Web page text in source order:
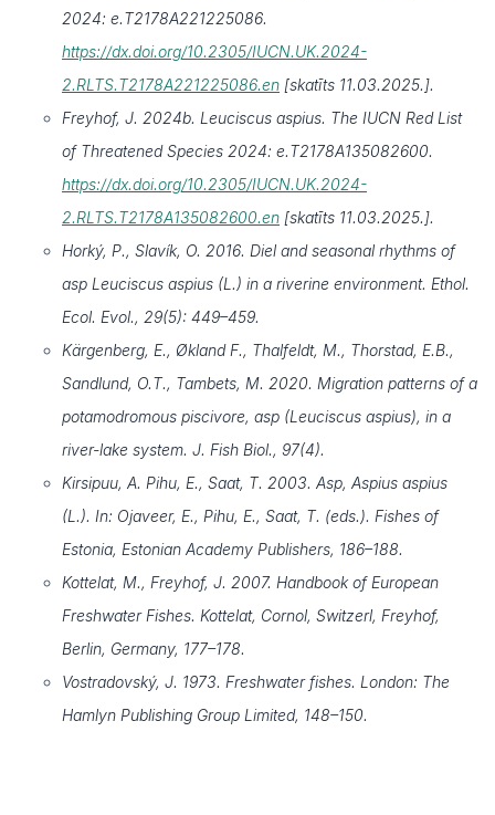
2024: e.T2178A221225086.
https://dx.doi.org/10.2305/IUCN.UK.2024-
2.RLTS.T2178A221225086.en [skatīts 11.03.2025.].
Freyhof, J. 2024b. Leuciscus aspius. The IUCN Red List
of Threatened Species 2024: e.T2178A135082600.
https://dx.doi.org/10.2305/IUCN.UK.2024-
2.RLTS.T2178A135082600.en [skatīts 11.03.2025.].
Horký, P., Slavík, O. 2016. Diel and seasonal rhythms of
asp Leuciscus aspius (L.) in a riverine environment. Ethol.
Ecol. Evol., 29(5): 449–459.
Kärgenberg, E., Økland F., Thalfeldt, M., Thorstad, E.B.,
Sandlund, O.T., Tambets, M. 2020. Migration patterns of a
potamodromous piscivore, asp (Leuciscus aspius), in a
river-lake system. J. Fish Biol., 97(4).
Kirsipuu, A. Pihu, E., Saat, T. 2003. Asp, Aspius aspius
(L.). In: Ojaveer, E., Pihu, E., Saat, T. (eds.). Fishes of
Estonia, Estonian Academy Publishers, 186–188.
Kottelat, M., Freyhof, J. 2007. Handbook of European
Freshwater Fishes. Kottelat, Cornol, Switzerl, Freyhof,
Berlin, Germany, 177–178.
Vostradovský, J. 1973. Freshwater fishes. London: The
Hamlyn Publishing Group Limited, 148–150.